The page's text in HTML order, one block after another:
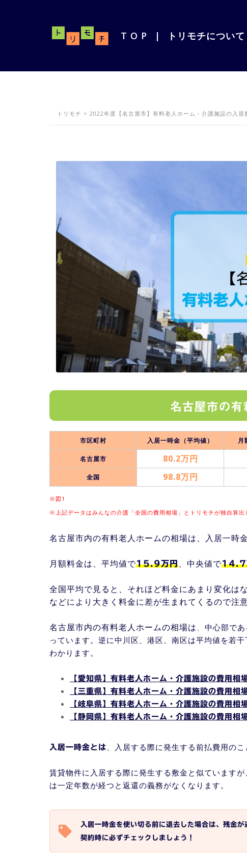
T O P | トリモチについて
トリモチ > 2022年度【名古屋市】有料老人ホーム・介護施設の入居
名古屋市の有
市区町村 入居一時金（平均値） 月
名古屋市 80.2万円
全国 98.8万円
※図1
※上記データはみんなの介護「全国の費用相場」 とトリモチが独自算出
名古屋市内の有料老人ホームの相場は、入居一時
月額料金は、平均値で15.9万円、中央値で14.7
全国平均で見ると、それほど料金にあまり変化は
などにより大きく料金に差が生まれてくるので注
名古屋市内の有料老人ホームの相場は 、 中心部で
っています。逆に中川区、港区、南区は平均値を若
わかります。
【愛知県】有料老人ホーム・介護施設の費用相
【三重県】有料老人ホーム・介護施設の費用相
【岐阜県】有料老人ホーム・介護施設の費用相
【静岡県】有料老人ホーム・介護施設の費用相
入居一時金とは 、入居する際に発生する前払費用の
賃貸物件に入居する際に発生する敷金と似ています
は一定年数が経つと返還の義務がなくなります。
入居一時金を使い切る前に退去した場合は、残金
契約時に必ずチェックしましょう！